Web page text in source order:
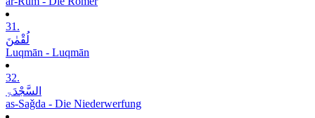
31.
لُقْمٰنَ
Luqmān - Luqmān
32.
السَّجْدَۃِ
as-Saǧda - Die Niederwerfung